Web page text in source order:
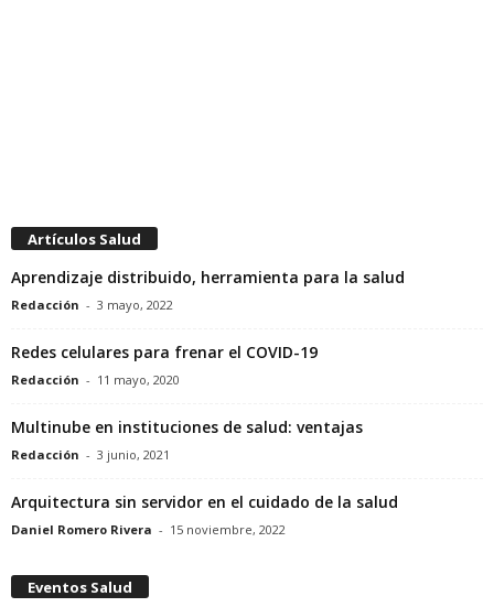
Artículos Salud
Aprendizaje distribuido, herramienta para la salud
Redacción - 3 mayo, 2022
Redes celulares para frenar el COVID-19
Redacción - 11 mayo, 2020
Multinube en instituciones de salud: ventajas
Redacción - 3 junio, 2021
Arquitectura sin servidor en el cuidado de la salud
Daniel Romero Rivera - 15 noviembre, 2022
Eventos Salud